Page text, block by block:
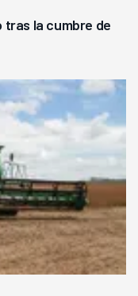
tras la cumbre de